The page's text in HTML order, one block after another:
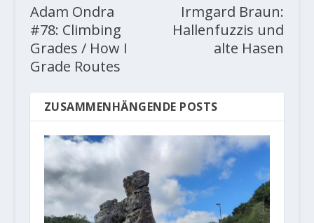
Adam Ondra
#78: Climbing
Grades / How I
Grade Routes
Irmgard Braun:
Hallenfuzzis und
alte Hasen
ZUSAMMENHÄNGENDE POSTS